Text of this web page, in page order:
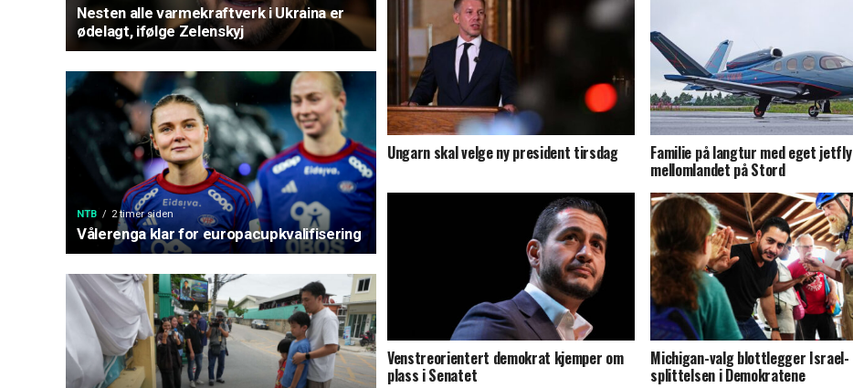
Nesten alle varmekraftverk i Ukraina er
ødelagt, ifølge Zelenskyj
NTB 2 timer siden
Vålerenga klar for europacupkvalifisering
Ungarn skal velge ny president tirsdag Familie på langtur med eget jetfly
mellomlandet på Stord
Venstreorientert demokrat kjemper om
plass i Senatet
Michigan-valg blottlegger Israel-
splittelsen i Demokratene